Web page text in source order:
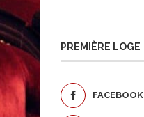
PREMIÈRE LOGE
FACEBOOK